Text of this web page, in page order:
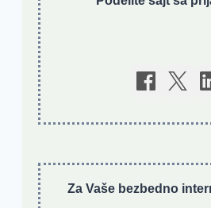
Za Vaše bezbedno